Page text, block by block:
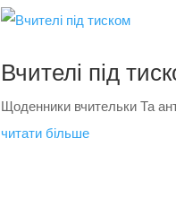
Вчителі під
Щоденники вчительки Та
читати більше